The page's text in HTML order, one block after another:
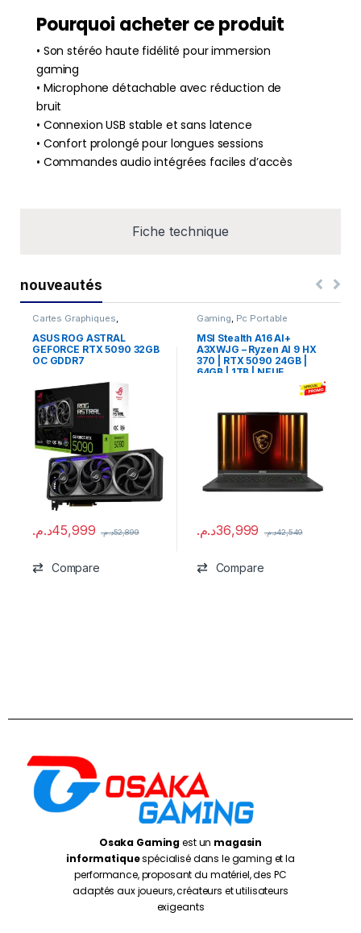
Fiche technique
Pourquoi acheter ce produit
• Son stéréo haute fidélité pour immersion
gaming
• Microphone détachable avec réduction de
bruit
• Connexion USB stable et sans latence
• Confort prolongé pour longues sessions
• Commandes audio intégrées faciles d’accès
nouveautés
Cartes Graphiques
Composants Gaming
ASUS ROG ASTRAL
GEFORCE RTX 5090 32GB
OC GDDR7
45,999د.م. 52,899د.م.
Compare
Gaming Pc Portable
MSI Stealth A16 AI+
A3XWJG – Ryzen AI 9 HX
370 | RTX 5090 24GB |
64GB | 1TB | NEUF
36,999د.م. 42,549د.م.
Compare
Osaka Gamingest un magasin
informatiquespécialisé dans le gaming et la
performance, proposant du matériel, des PC
adaptés aux joueurs, créateurs et utilisateurs
exigeants